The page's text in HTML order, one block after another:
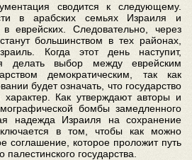
сводится к следующему.
в арабских семьях Израиля и
еврейских. Следовательно, через
большинством в тех районах,
Когда этот день наступит,
делать выбор между еврейским
демократическим, так как
будет означать, что государство
характер. Как утверждают авторы и
бомбы замедленного
надежда Израиля на сохранение
в том, чтобы как можно
соглашение, которое проложит путь
государства.